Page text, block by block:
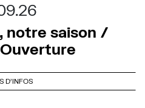
notre saison /
D'INFOS